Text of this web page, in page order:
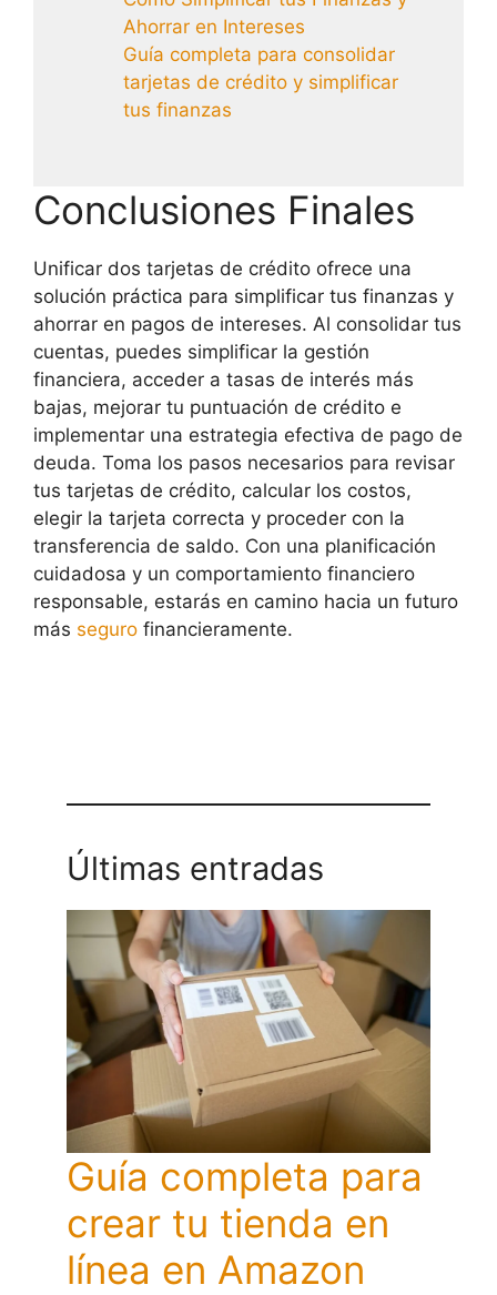
Ahorrar en Intereses
Guía completa para consolidar
tarjetas de crédito y simplificar
tus finanzas
Conclusiones Finales
Unificar dos tarjetas de crédito ofrece una
solución práctica para simplificar tus finanzas y
ahorrar en pagos de intereses. Al consolidar tus
cuentas, puedes simplificar la gestión
financiera, acceder a tasas de interés más
bajas, mejorar tu puntuación de crédito e
implementar una estrategia efectiva de pago de
deuda. Toma los pasos necesarios para revisar
tus tarjetas de crédito, calcular los costos,
elegir la tarjeta correcta y proceder con la
transferencia de saldo. Con una planificación
cuidadosa y un comportamiento financiero
responsable, estarás en camino hacia un futuro
más seguro financieramente.
Últimas entradas
Guía completa para
crear tu tienda en
línea en Amazon